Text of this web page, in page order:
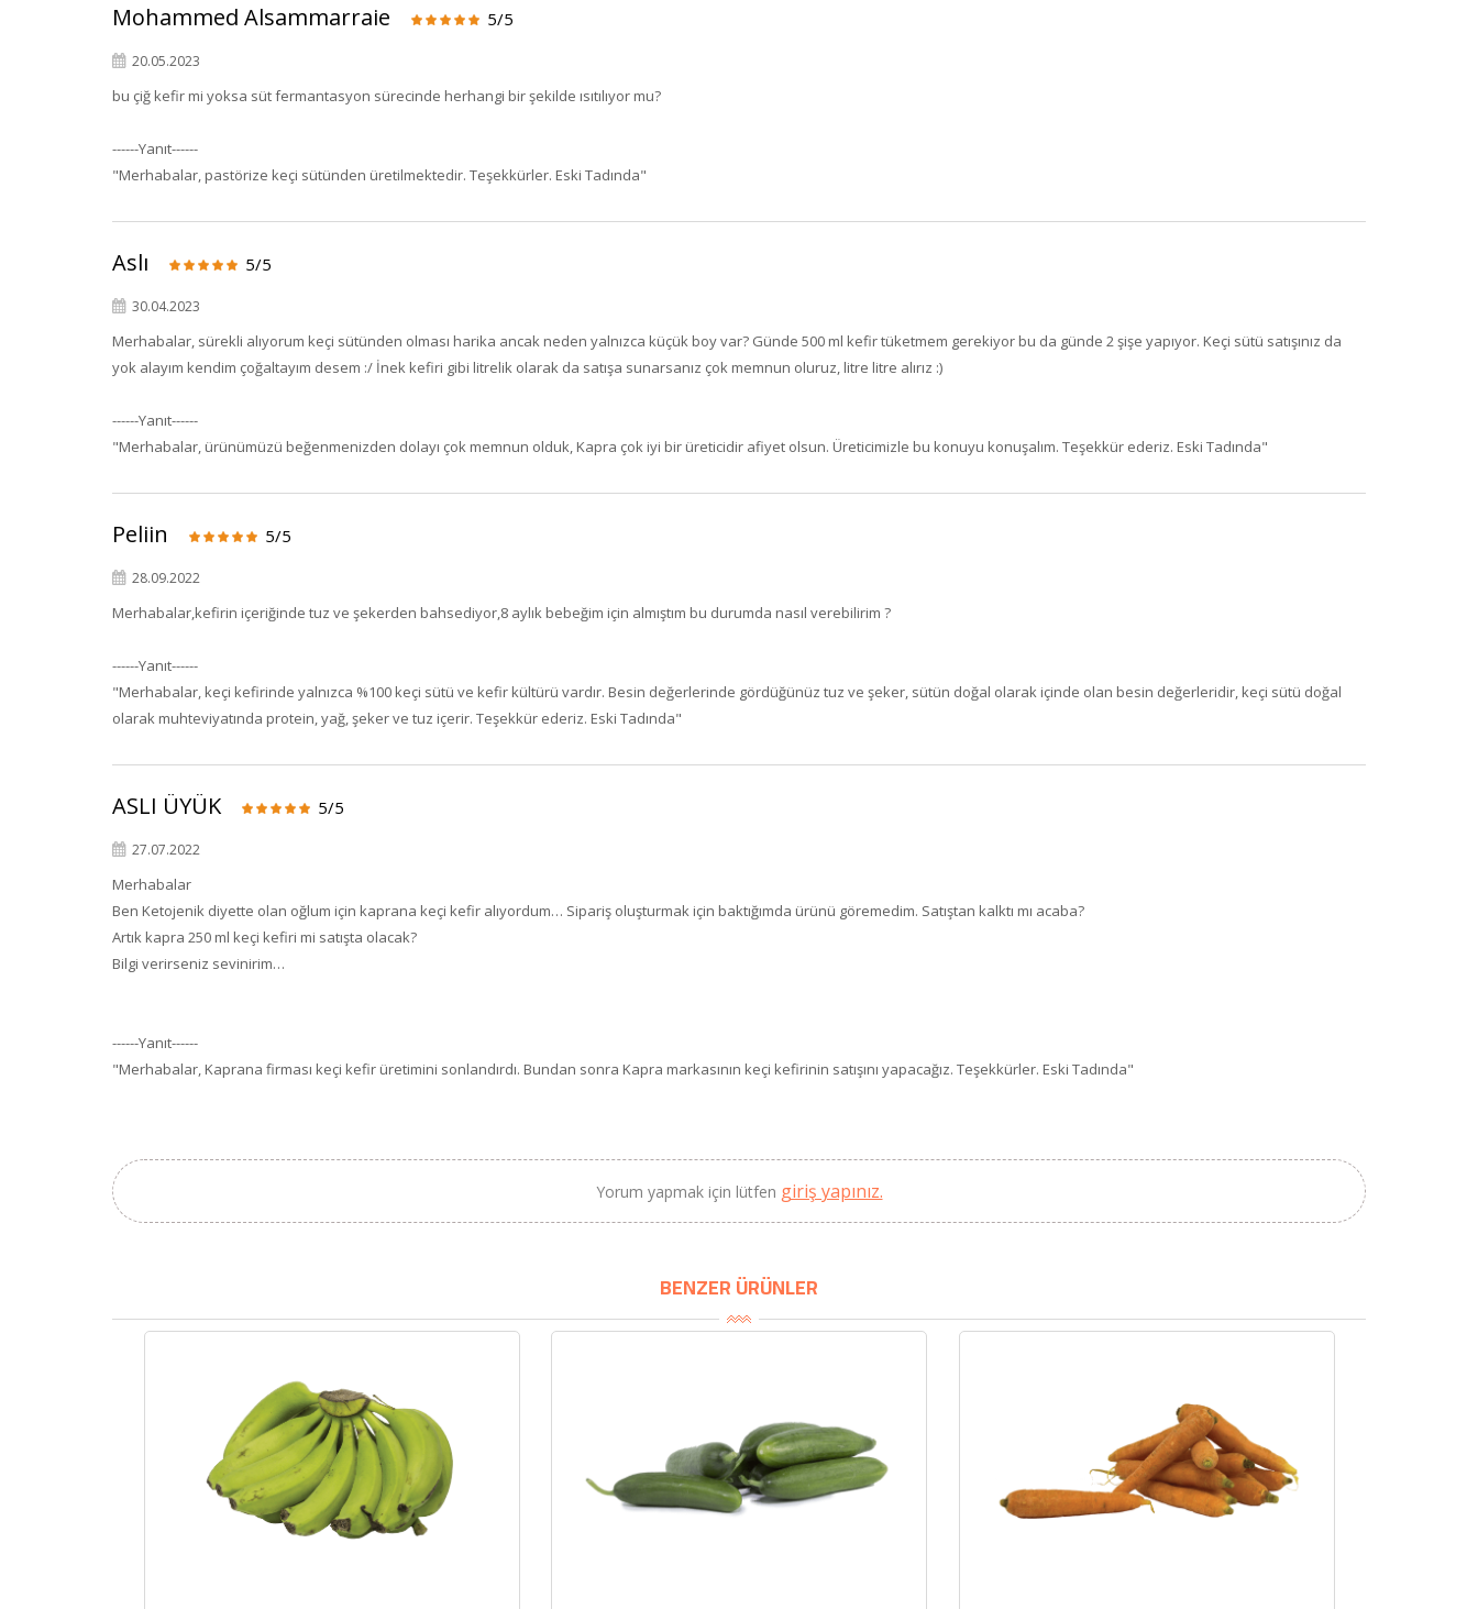
Mohammed Alsammarraie 5/5
20.05.2023
bu çiğ kefir mi yoksa süt fermantasyon sürecinde herhangi bir şekilde ısıtılıyor mu?
------Yanıt------
"Merhabalar, pastörize keçi sütünden üretilmektedir. Teşekkürler. Eski Tadında"
Aslı 5/5
30.04.2023
Merhabalar, sürekli alıyorum keçi sütünden olması harika ancak neden yalnızca küçük boy var? Günde 500 ml kefir tüketmem gerekiyor bu da günde 2 şişe yapıyor. Keçi sütü satışınız da
yok alayım kendim çoğaltayım desem :/ İnek kefiri gibi litrelik olarak da satışa sunarsanız çok memnun oluruz, litre litre alırız :)
------Yanıt------
"Merhabalar, ürünümüzü beğenmenizden dolayı çok memnun olduk, Kapra çok iyi bir üreticidir afiyet olsun. Üreticimizle bu konuyu konuşalım. Teşekkür ederiz. Eski Tadında"
Peliin 5/5
28.09.2022
Merhabalar,kefirin içeriğinde tuz ve şekerden bahsediyor,8 aylık bebeğim için almıştım bu durumda nasıl verebilirim ?
------Yanıt------
"Merhabalar, keçi kefirinde yalnızca %100 keçi sütü ve kefir kültürü vardır. Besin değerlerinde gördüğünüz tuz ve şeker, sütün doğal olarak içinde olan besin değerleridir, keçi sütü doğal
olarak muhteviyatında protein, yağ, şeker ve tuz içerir. Teşekkür ederiz. Eski Tadında"
ASLI ÜYÜK 5/5
27.07.2022
Merhabalar
Ben Ketojenik diyette olan oğlum için kaprana keçi kefir alıyordum… Sipariş oluşturmak için baktığımda ürünü göremedim. Satıştan kalktı mı acaba?
Artık kapra 250 ml keçi kefiri mi satışta olacak?
Bilgi verirseniz sevinirim…
------Yanıt------
"Merhabalar, Kaprana firması keçi kefir üretimini sonlandırdı. Bundan sonra Kapra markasının keçi kefirinin satışını yapacağız. Teşekkürler. Eski Tadında"
Yorum yapmak için lütfen giriş yapınız.
BENZER ÜRÜNLER
2100,00 TL